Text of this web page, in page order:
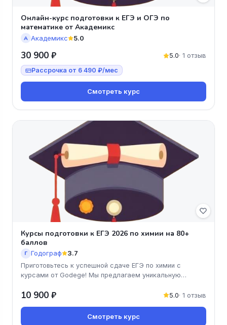
Онлайн-курс подготовки к ЕГЭ и ОГЭ по
математике от Академикс
А Академикс 5.0
30 900 ₽ 5.0· 1 отзыв
Рассрочка от 6 490 ₽/мес
Смотреть курс
Курсы подготовки к ЕГЭ 2026 по химии на 80+
баллов
Г Годограф 3.7
Приготовьтесь к успешной сдаче ЕГЭ по химии с
курсами от Godege! Мы предлагаем уникальную
10 900 ₽ 5.0· 1 отзыв
Смотреть курс